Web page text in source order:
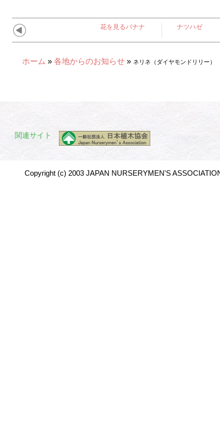
花を見るバナナ ナツハゼ
ホーム » 各地からのお知らせ » ネリネ（ダイヤモンドリリー）
関連サイト
Copyright (c) 2003 JAPAN NURSERYMEN'S